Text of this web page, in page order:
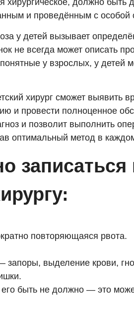
хирургическое, должно быть
и проведённым с особой
у детей вызывает
не всегда может описать
у взрослых, у детей
хирург сможет выявить
и провести полноценное
и позволит выполнить
оптимальный метод в
записаться
повторяющаяся рвота.
запоры, выделение крови,
быть не должно — это